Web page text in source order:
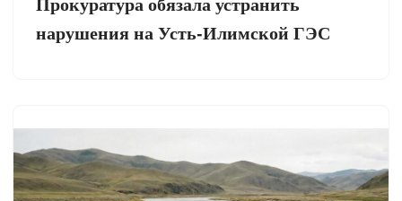
нарушения на Усть-Илимской ГЭС